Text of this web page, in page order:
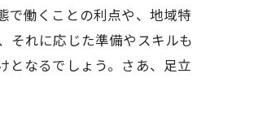
で働くことの利点や、地域特
それに応じた準備やスキルも
となるでしょう。さあ、足立